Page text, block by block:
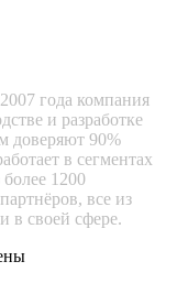
года компания
и разработке
доверяют 90%
в сегментах
1200
все из
в своей сфере.